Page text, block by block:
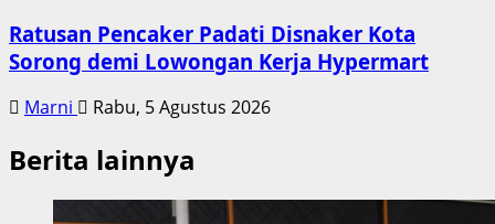
Ratusan Pencaker Padati Disnaker Kota
Sorong demi Lowongan Kerja Hypermart
Marni Rabu, 5 Agustus 2026
Berita lainnya